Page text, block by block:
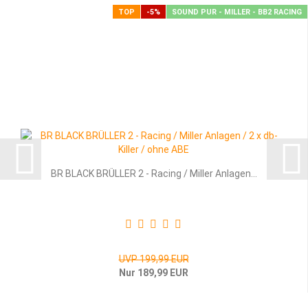
TOP -5% SOUND PUR - MILLER - BB2 RACING
BR BLACK BRÜL­LER 2 - Ra­cing / Mil­ler An­la­gen...
UVP 199,99 EUR
Nur 189,99 EUR